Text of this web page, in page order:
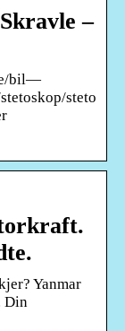
–
bil—
steto
Yanmar
Din